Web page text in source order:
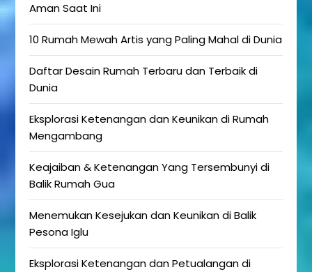
Aman Saat Ini
10 Rumah Mewah Artis yang Paling Mahal di Dunia
Daftar Desain Rumah Terbaru dan Terbaik di
Dunia
Eksplorasi Ketenangan dan Keunikan di Rumah
Mengambang
Keajaiban & Ketenangan Yang Tersembunyi di
Balik Rumah Gua
Menemukan Kesejukan dan Keunikan di Balik
Pesona Iglu
Eksplorasi Ketenangan dan Petualangan di